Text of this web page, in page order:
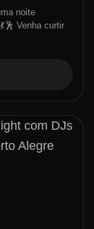
noite
Venha curtir